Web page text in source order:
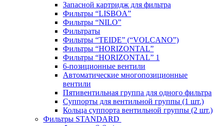
Запасной картридж для фильтра
Фильтры “LISBOA”
Фильтры “NILO”
Фильтраты
Фильтры “TEIDE” (“VOLСANO”)
Фильтры “HORIZONTAL”
Фильтры “HORIZONTAL” 1
6-позиционные вентили
Автоматические многопозиционные
вентили
Пятивентильная группа для одного фильтра
Суппорты для вентильной группы (1 шт.)
Кольца суппорта вентильной группы (2 шт.)
Фильтры STANDARD